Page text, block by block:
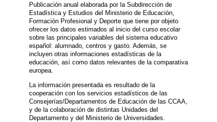
Publicación anual elaborada por la Subdirección de
Estadística y Estudios del Ministerio de Educación,
Formación Profesional y Deporte que tiene por objeto
ofrecer los datos estimados al inicio del curso escolar
sobre las principales variables del sistema educativo
español: alumnado, centros y gasto. Además, se
incluyen otras informaciones estadísticas de la
educación, así como datos relevantes de la comparativa
europea.
La información presentada es resultado de la
cooperación con los servicios estadísticos de las
Consejerías/Departamentos de Educación de las CCAA,
y de la colaboración de distintas Unidades del
Departamento y del Ministerio de Universidades.